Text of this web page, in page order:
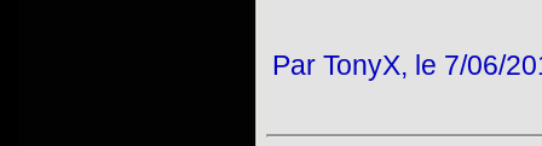
Par TonyX, le 7/06/